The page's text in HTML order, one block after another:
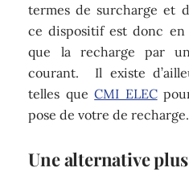
termes de surcharge et
ce dispositif est donc
que la recharge par
courant. Il existe
telles queCMI ELEC
pose de votre de recharge.
Une alternative